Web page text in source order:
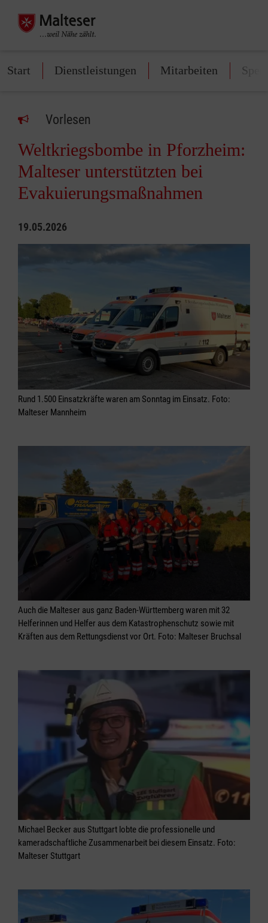
Start Dienstleistungen Mitarbeiten
Vorlesen
Weltkriegsbombe in Pforzheim:
Malteser unterstützten bei
Evakuierungsmaßnahmen
19.05.2026
Rund 1.500 Einsatzkräfte waren am Sonntag im Einsatz. Foto:
Malteser Mannheim
Auch die Malteser aus ganz Baden-Württemberg waren mit 32
Helferinnen und Helfer aus dem Katastrophenschutz sowie mit
Kräften aus dem Rettungsdienst vor Ort. Foto: Malteser Bruchsal
Michael Becker aus Stuttgart lobte die professionelle und
kameradschaftliche Zusammenarbeit bei diesem Einsatz. Foto:
Malteser Stuttgart